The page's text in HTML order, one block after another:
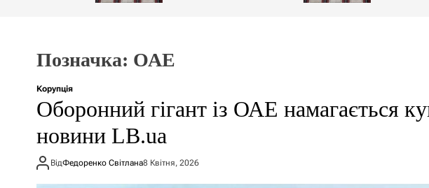
Позначка: ОАЕ
Корупція
Оборонний гігант із ОАЕ намагається
новини LB.ua
ВідФедоренко Світлана8 Квітня, 2026